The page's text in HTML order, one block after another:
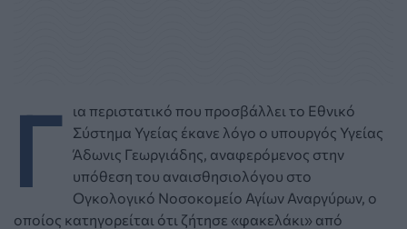
Γ
ια περιστατικό που προσβάλλει το Εθνικό
Σύστημα Υγείας έκανε λόγο ο υπουργός Υγείας
Άδωνις Γεωργιάδης, αναφερόμενος στην
υπόθεση του αναισθησιολόγου στο
Ογκολογικό Νοσοκομείο Αγίων Αναργύρων, ο
οποίος κατηγορείται ότι ζήτησε «φακελάκι» από